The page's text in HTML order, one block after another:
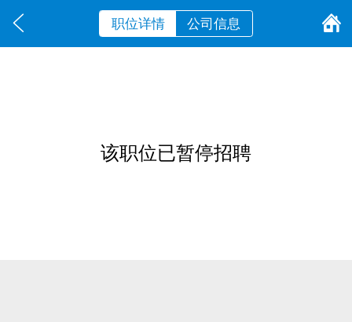
职位详情 公司信息
该职位已暂停招聘